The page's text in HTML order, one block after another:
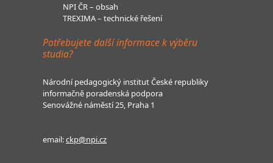
NPI ČR – obsah
TREXIMA – technické řešení
Potřebujete další informace k výběru
studia?
Národní pedagogický institut České republiky
informačně poradenská podpora
Senovážné náměstí 25, Praha 1
email:ckp@npi.cz